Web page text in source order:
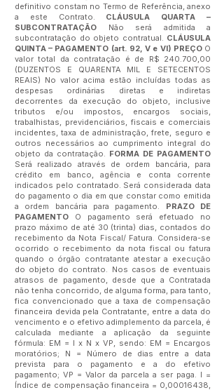
definitivo constam no Termo de Referência, anexo
a este Contrato. CLÁUSULA QUARTA –
SUBCONTRATAÇÃO Não será admitida a
subcontratação do objeto contratual. CLÁUSULA
QUINTA – PAGAMENTO (art. 92, V e VI) PREÇOO
valor total da contratação é de R$ 240.700,00
(DUZENTOS E QUARENTA MIL E SETECENTOS
REAIS) No valor acima estão incluídas todas as
despesas ordinárias diretas e indiretas
decorrentes da execução do objeto, inclusive
tributos e/ou impostos, encargos sociais,
trabalhistas, previdenciários, fiscais e comerciais
incidentes, taxa de administração, frete, seguro e
outros necessários ao cumprimento integral do
objeto da contratação. FORMA DE PAGAMENTO
Será realizado através de ordem bancária, para
crédito em banco, agência e conta corrente
indicados pelo contratado. Será considerada data
do pagamento o dia em que constar como emitida
a ordem bancária para pagamento. PRAZO DE
PAGAMENTO O pagamento será efetuado no
prazo máximo de até 30 (trinta) dias, contados do
recebimento da Nota Fiscal/ Fatura. Considera-se
ocorrido o recebimento da nota fiscal ou fatura
quando o órgão contratante atestar a execução
do objeto do contrato. Nos casos de eventuais
atrasos de pagamento, desde que a Contratada
não tenha concorrido, de alguma forma, para tanto,
fica convencionado que a taxa de compensação
financeira devida pela Contratante, entre a data do
vencimento e o efetivo adimplemento da parcela, é
calculada mediante a aplicação da seguinte
fórmula: EM = I x N x VP, sendo: EM = Encargos
moratórios; N = Número de dias entre a data
prevista para o pagamento e a do efetivo
pagamento; VP = Valor da parcela a ser paga. I =
Índice de compensação financeira = 0,00016438,